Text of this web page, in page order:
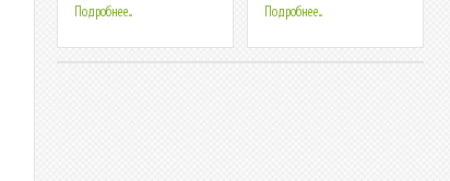
Подробнее... Подробнее...